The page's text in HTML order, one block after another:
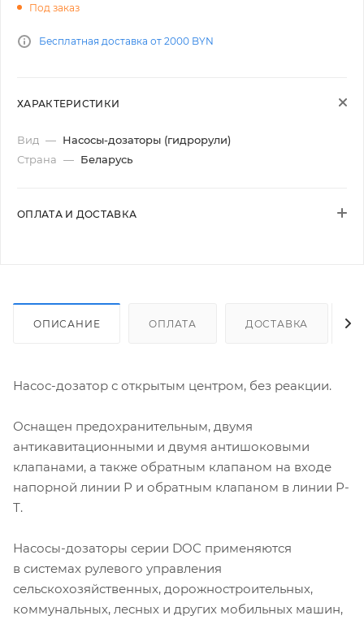
Под заказ
Бесплатная доставка от 2000 BYN
ХАРАКТЕРИСТИКИ
Вид — Насосы-дозаторы (гидрорули)
Страна — Беларусь
ОПЛАТА И ДОСТАВКА
ОПИСАНИЕ ОПЛАТА ДОСТАВКА
Насос-дозатор с открытым центром, без реакции.
Оснащен предохранительным, двумя
антикавитационными и двумя антишоковыми
клапанами, а также обратным клапаном на входе
напорной линии Р и обратным клапаном в линии Р-
Т.
Насосы-дозаторы серии DOC применяются
в системах рулевого управления
сельскохозяйственных, дорожностроительных,
коммунальных, лесных и других мобильных машин,